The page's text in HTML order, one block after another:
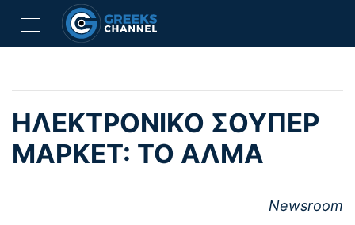
ΗΛΕΚΤΡΟΝΙΚΟ ΣΟΥΠΕΡ
ΜΑΡΚΕΤ: ΤΟ ΑΛΜΑ
Newsroom